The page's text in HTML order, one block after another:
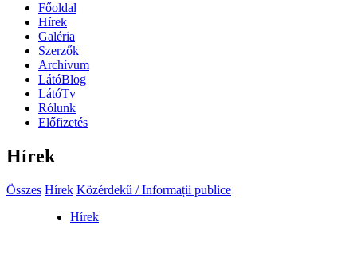
Főoldal
Hírek
Galéria
Szerzők
Archívum
LátóBlog
LátóTv
Rólunk
Előfizetés
Hírek
Összes Hírek Közérdekű / Informații publice
Hírek